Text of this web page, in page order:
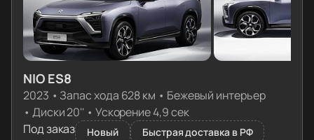
NIO ES8
2023 • Запас хода 628 км • Бежевый интерьер
• Диски 20'' • Ускорение 4,9 сек
Под заказ
Новый
Быстрая доставка в РФ